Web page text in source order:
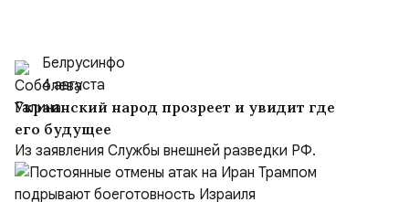
Белрусинфо
4 августа
Украинский народ прозреет и увидит где
его будущее
Из заявления Службы внешней разведки РФ.